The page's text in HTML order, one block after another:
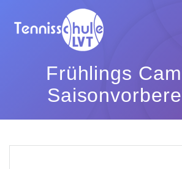
Frühlings